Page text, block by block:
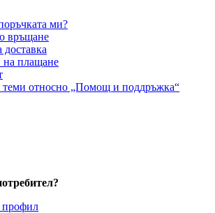
ми?
връщане
плащане
относно „Помощ и поддръжка“
профил